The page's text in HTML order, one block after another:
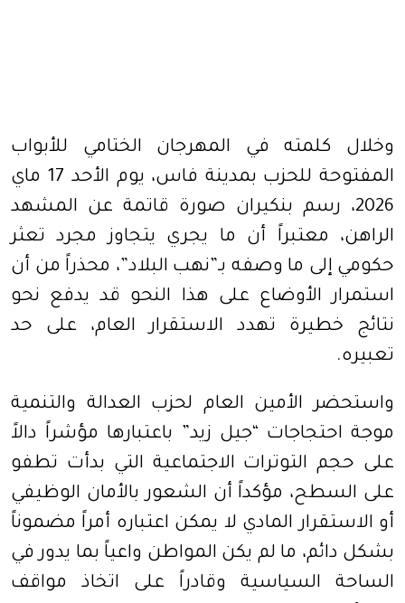
وخلال كلمته في المهرجان الختامي للأبواب
المفتوحة للحزب بمدينة فاس، يوم الأحد 17 ماي
2026، رسم بنكيران صورة قاتمة عن المشهد
الراهن، معتبراً أن ما يجري يتجاوز مجرد تعثر
حكومي إلى ما وصفه بـ”نهب البلاد”، محذراً من أن
استمرار الأوضاع على هذا النحو قد يدفع نحو
نتائج خطيرة تهدد الاستقرار العام، على حد
تعبيره.
واستحضر الأمين العام لحزب العدالة والتنمية
موجة احتجاجات “جيل زيد” باعتبارها مؤشراً دالاً
على حجم التوترات الاجتماعية التي بدأت تطفو
على السطح، مؤكداً أن الشعور بالأمان الوظيفي
أو الاستقرار المادي لا يمكن اعتباره أمراً مضموناً
بشكل دائم، ما لم يكن المواطن واعياً بما يدور في
الساحة السياسية وقادراً على اتخاذ مواقف